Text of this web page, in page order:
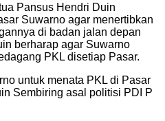
Pansus Hendri Duin
Suwarno agar menertibkan
di badan jalan depan
berharap agar Suwarno
PKL disetiap Pasar.
untuk menata PKL di Pasar
Sembiring asal politisi PDI P